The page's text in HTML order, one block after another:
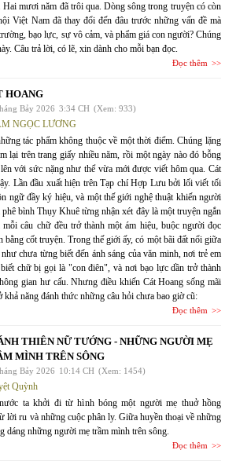
mươi năm đã trôi qua. Dòng sông trong truyện có còn
Việt Nam đã thay đổi đến đâu trước những vấn đề mà
bạo lực, sự vô cảm, và phẩm giá con người? Chúng
Câu trả lời, có lẽ, xin dành cho mỗi bạn đọc.
Đọc thêm
HOANG
Bảy 2026 3:34 CH (Xem: 933)
NGỌC LƯƠNG
tác phẩm không thuộc về một thời điểm. Chúng lặng
lại trên trang giấy nhiều năm, rồi một ngày nào đó bỗng
với sức nặng như thể vừa mới được viết hôm qua. Cát
Lần đầu xuất hiện trên Tạp chí Hợp Lưu bởi lối viết tối
ngữ đầy ký hiệu, và một thế giới nghệ thuật khiến người
bình Thụy Khuê từng nhận xét đây là một truyện ngắn
câu chữ đều trở thành một ám hiệu, buộc người đọc
bằng cốt truyện. Trong thế giới ấy, có một bãi đất nổi giữa
chưa từng biết đến ánh sáng của văn minh, nơi trẻ em
chữ bị gọi là "con điên", và nơi bạo lực dần trở thành
gian hư cấu. Nhưng điều khiến Cát Hoang sống mãi
khả năng đánh thức những câu hỏi chưa bao giờ cũ:
Đọc thêm
THIÊN NỮ TƯỚNG - NHỮNG NGƯỜI MẸ
MÌNH TRÊN SÔNG
Bảy 2026 10:14 CH (Xem: 1454)
Quỳnh
ta khởi đi từ hình bóng một người mẹ thuở hồng
lời ru và những cuộc phân ly. Giữa huyền thoại về những
dáng những người mẹ trầm mình trên sông.
Đọc thêm